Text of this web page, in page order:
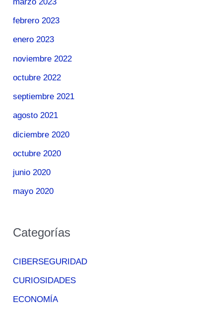
febrero 2023
enero 2023
noviembre 2022
octubre 2022
septiembre 2021
agosto 2021
diciembre 2020
octubre 2020
junio 2020
mayo 2020
Categorías
CIBERSEGURIDAD
CURIOSIDADES
ECONOMÍA